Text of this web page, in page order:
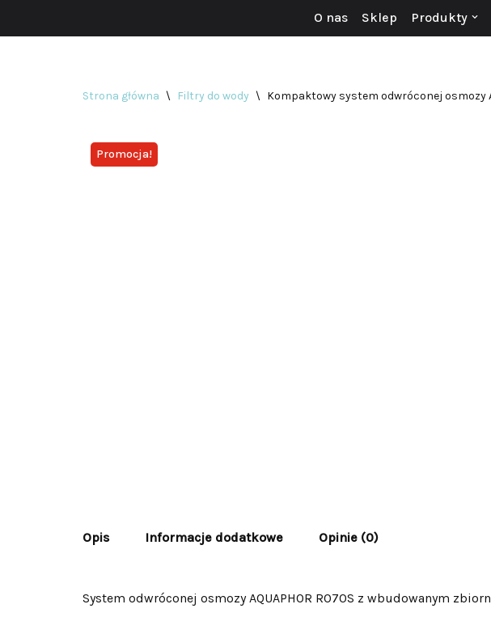
O nas Sklep Produkty
Strona główna \ Filtry do wody \ Kompaktowy system odwróconej osmozy
Promocja!
Opis Informacje dodatkowe Opinie (0)
System odwróconej osmozy AQUAPHOR RO70S z wbudowanym